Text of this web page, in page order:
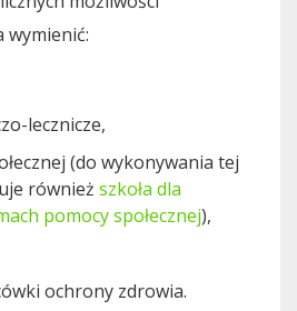
wymienić:
lecznicze,
(do wykonywania tej
również szkoła dla
pomocy społecznej),
ochrony zdrowia.